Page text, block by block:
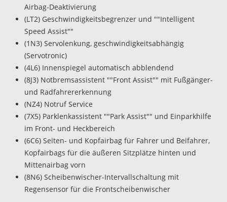
Airbag-Deaktivierung
(LT2) Geschwindigkeitsbegrenzer und ""Intelligent
Speed Assist""
(1N3) Servolenkung, geschwindigkeitsabhängig
(Servotronic)
(4L6) Innenspiegel automatisch abblendend
(8J3) Notbremsassistent ""Front Assist"" mit Fußgänger-
und Radfahrererkennung
(NZ4) Notruf Service
(7X5) Parklenkassistent ""Park Assist"" und Einparkhilfe
im Front- und Heckbereich
(6C6) Seiten- und Kopfairbag für Fahrer und Beifahrer,
Kopfairbags für die äußeren Sitzplätze hinten und
Mittenairbag vorn
(8N6) Scheibenwischer-Intervallschaltung mit
Regensensor für die Frontscheibenwischer